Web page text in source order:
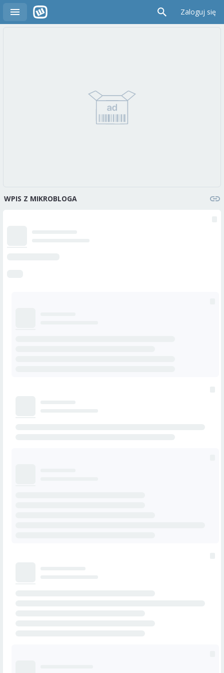
Zaloguj się
WPIS Z MIKROBLOGA